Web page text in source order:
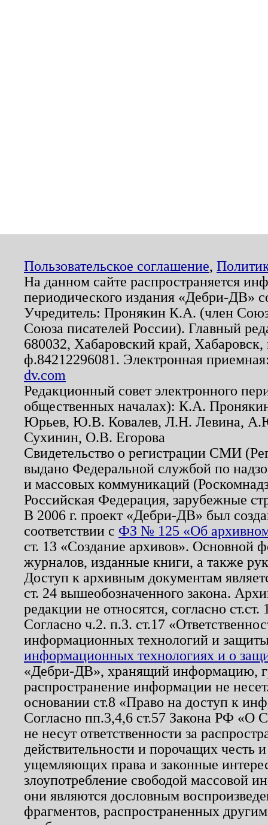
Пользовательское соглашение,
На данном сайте распространяется
периодического издания «Дебри-ДВ»
Учредитель: Пронякин К.А. (член
Союза писателей России). Главный
680032, Хабаровский край,
ф.84212296081. Электронная
dv.com
Редакционный совет электронного
общественных началах): К.А.
Юрьев, Ю.В. Ковалев, Л.Н. Левина,
Сухинин, О.В. Егорова
Свидетельство о регистрации СМИ
выдано Федеральной службой по
и массовых коммуникаций
Российская Федерация, зарубежные
В 2006 г. проект «Дебри-ДВ» был
соответствии с ФЗ № 125 «Об
ст. 13 «Создание архивов». Основной
журналов, изданные книги, а также
Доступ к архивным документам
ст. 24 вышеобозначенного закона.
редакции не относятся, согласно
Согласно ч.2. п.3. ст.17
информационных технологий и
информационных технологиях и о
«Дебри-ДВ», хранящий информацию,
распространение информации не
основании ст.8 «Право на доступ к
Согласно пп.3,4,6 ст.57 Закона РФ «О
не несут ответственности за
действительности и порочащих честь
ущемляющих права и законные
злоупотребление свободой массовой
они являются дословным
фрагментов, распространенных